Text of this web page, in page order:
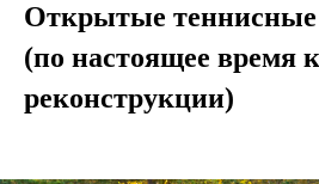
Открытые
(по настоящее время
реконструкции)